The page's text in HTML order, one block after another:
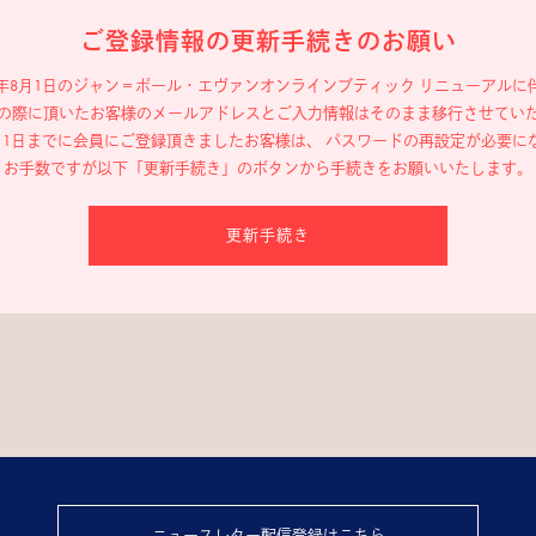
ご登録情報の更新手続きのお願い
8月1日のジャン＝ポール・エヴァンオンラインブティック リニューアルに
際に頂いたお客様のメールアドレスと ご入力情報はそのまま移行させてい
日までに会員にご登録頂きましたお客様は、
パスワードの再設定が必要に
お手数ですが以下「更新手続き」のボタンから手続きをお願いいたします。
更新手続き